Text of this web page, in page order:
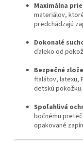
Maximálna
materiálov,
predchádzajú
Dokonalé
ďaleko od
Bezpečné
ftalátov, latexu,
detskú pokožku.
Spoľahlivá
bočnému
opakované